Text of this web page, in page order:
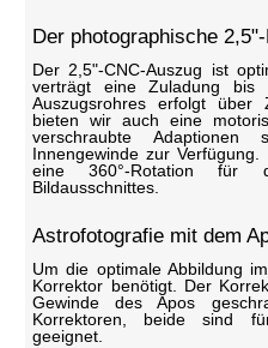
Der photographische
Der 2,5"-CNC-Auszug ist
verträgt eine Zuladung
Auszugsrohres erfolgt über
bieten wir auch eine
verschraubte
Innengewinde zur
eine 360°-Rotation für
Bildausschnittes.
Astrofotografie mit dem
Um die optimale Abbildung
Korrektor benötigt. Der
Gewinde des Apos
Korrektoren, beide sind
geeignet.